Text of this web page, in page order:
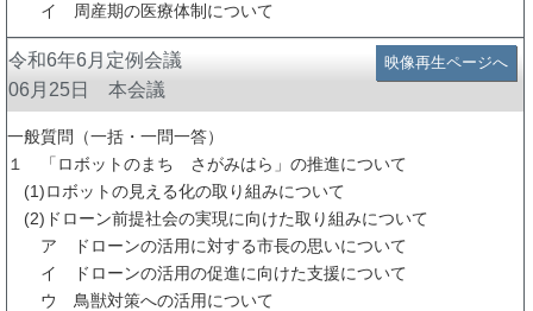
イ 周産期の医療体制について
映像再生ページへ
令和6年6月定例会議
06月25日 本会議
一般質問（一括・一問一答）
１ 「ロボットのまち さがみはら」の推進について
(1)ロボットの見える化の取り組みについて
(2)ドローン前提社会の実現に向けた取り組みについて
ア ドローンの活用に対する市長の思いについて
イ ドローンの活用の促進に向けた支援について
ウ 鳥獣対策への活用について